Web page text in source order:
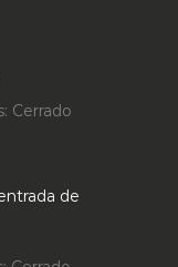
Cerrado
de